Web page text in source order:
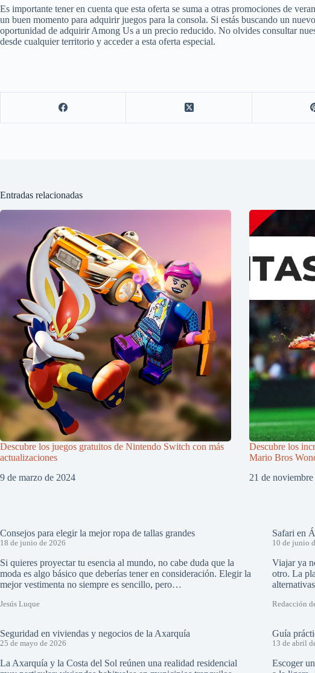
Es importante tener en cuenta que esta oferta se suma a otras promociones de
un buen momento para adquirir juegos para la consola. Si estás buscando un
oportunidad de adquirir Among Us a un precio reducido. No olvides consultar
desde cualquier territorio y acceder a esta oferta especial.
Entradas relacionadas
Descubre los juegos gratuitos de Nintendo Switch con más
actualizaciones
9 de marzo de 2024
Descubre los
Mario Bros
21 de
Consejos para elegir la mejor ropa de tallas grandes
18 de junio de 2026
Si quieres proyectar tu esencia al mundo, no cabe duda que la
moda es algo básico que deberías tener en consideración. Elegir la
mejor vestimenta no siempre es sencillo, pero…
Jesús Luque
Safari en
10 de junio
Viajar ya
otro. La
Redacción
Seguridad en viviendas y negocios de la Axarquía
25 de mayo de 2026
La Axarquía y la Costa del Sol reúnen una realidad residencial
Guía
13 de abril
Escoger